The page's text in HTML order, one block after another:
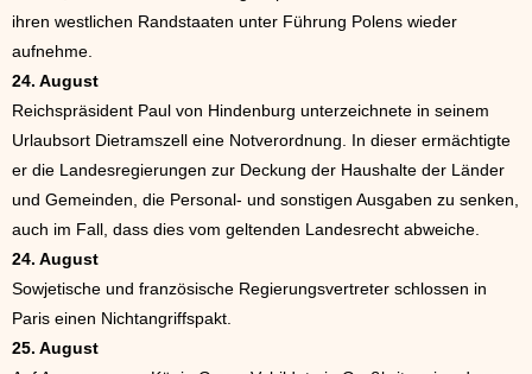
ihren westlichen Randstaaten unter Führung Polens wieder
aufnehme.
24. August
Reichspräsident Paul von Hindenburg unterzeichnete in seinem
Urlaubsort Dietramszell eine Notverordnung. In dieser ermächtigte
er die Landesregierungen zur Deckung der Haushalte der Länder
und Gemeinden, die Personal- und sonstigen Ausgaben zu senken,
auch im Fall, dass dies vom geltenden Landesrecht abweiche.
24. August
Sowjetische und französische Regierungsvertreter schlossen in
Paris einen Nichtangriffspakt.
25. August